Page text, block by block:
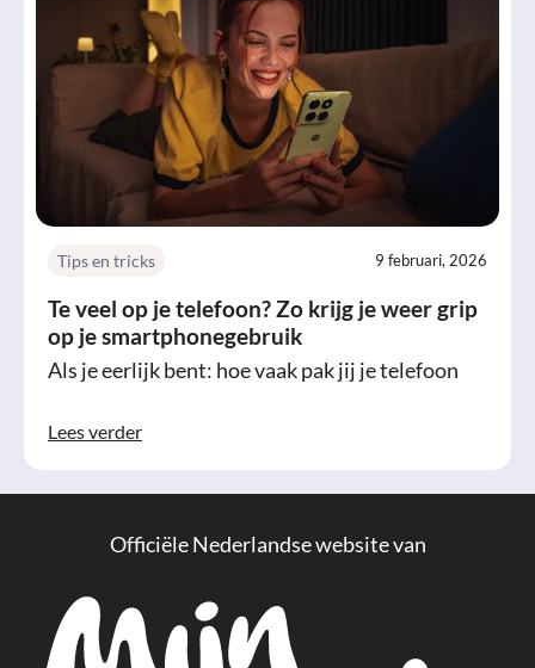
Tips en tricks 9 februari, 2026
Te veel op je telefoon? Zo krijg je weer grip
op je smartphonegebruik
Als je eerlijk bent: hoe vaak pak jij je telefoon
Lees verder
Officiële Nederlandse website van